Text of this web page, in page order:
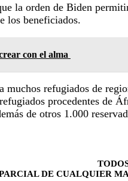
la orden de Biden
los beneficiados.
con el alma
muchos refugiados de
procedentes de
de otros 1.000
DE CUALQUIER